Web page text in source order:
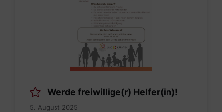
Werde freiwillige(r) Helfer(in)!
5. August 2025